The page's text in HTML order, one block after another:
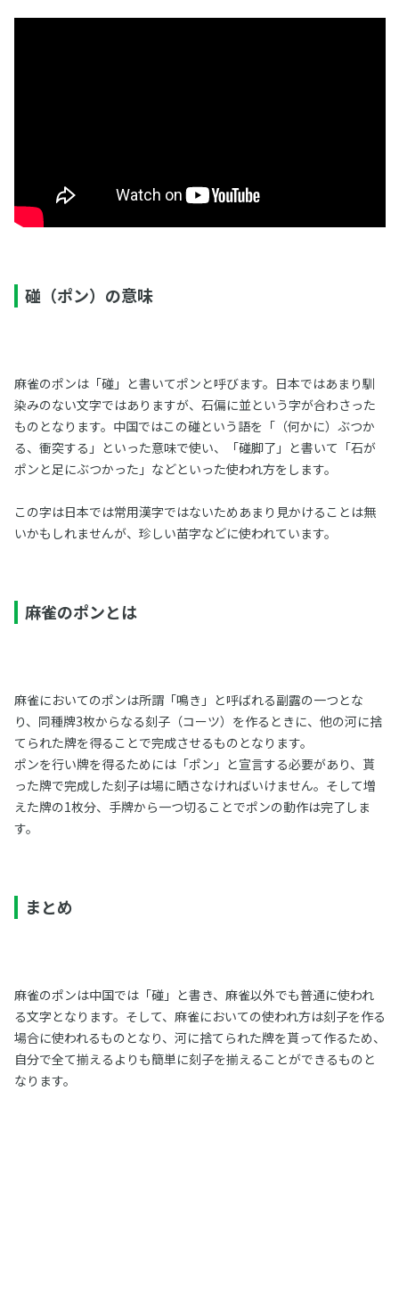
碰（ポン）の意味
麻雀のポンは「碰」と書いてポンと呼びます。日本ではあまり馴
染みのない文字ではありますが、石偏に並という字が合わさった
ものとなります。中国ではこの碰という語を「（何かに）ぶつか
る、衝突する」といった意味で使い、「碰脚了」と書いて「石が
ポンと足にぶつかった」などといった使われ方をします。
この字は日本では常用漢字ではないためあまり見かけることは無
いかもしれませんが、珍しい苗字などに使われています。
麻雀のポンとは
麻雀においてのポンは所謂「鳴き」と呼ばれる副露の一つとな
り、同種牌3枚からなる刻子（コーツ）を作るときに、他の河に捨
てられた牌を得ることで完成させるものとなります。
ポンを行い牌を得るためには「ポン」と宣言する必要があり、貰
った牌で完成した刻子は場に晒さなければいけません。そして増
えた牌の1枚分、手牌から一つ切ることでポンの動作は完了しま
す。
まとめ
麻雀のポンは中国では「碰」と書き、麻雀以外でも普通に使われ
る文字となります。そして、麻雀においての使われ方は刻子を作る
場合に使われるものとなり、河に捨てられた牌を貰って作るため、
自分で全て揃えるよりも簡単に刻子を揃えることができるものと
なります。